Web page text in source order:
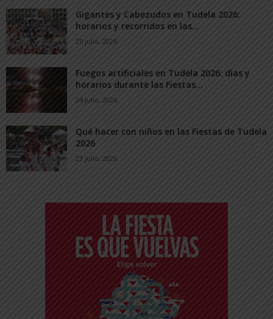
Gigantes y Cabezudos en Tudela 2026:
horarios y recorridos en las...
25 julio, 2026
Fuegos artificiales en Tudela 2026: días y
horarios durante las Fiestas...
24 julio, 2026
Qué hacer con niños en las Fiestas de Tudela
2026
23 julio, 2026